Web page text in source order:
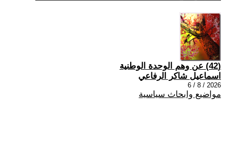
(42) عن وهم الوحدة الوطنية
اسماعيل شاكر الرفاعي
2026 / 8 / 6
مواضيع وابحاث سياسية